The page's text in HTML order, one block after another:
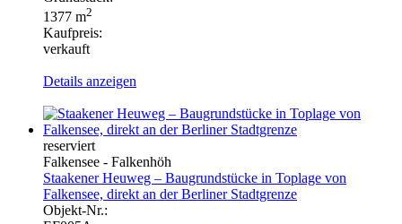
1377 m2
Kaufpreis:
verkauft
Details anzeigen
reserviert
Falkensee - Falkenhöh
Staakener Heuweg – Baugrundstücke in Toplage von
Falkensee, direkt an der Berliner Stadtgrenze
Objekt-Nr.: